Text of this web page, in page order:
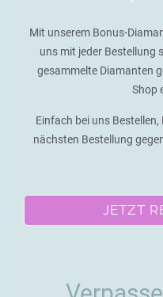
Mit unserem Bonus-
uns mit jeder Bestellung
gesammelte Diamanten
Shop
Einfach bei uns
nächsten Bestellung
JETZT